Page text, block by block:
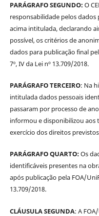
PARÁGRAFO SEGUNDO:O
responsabilidade pelos
acima intitulada, declarando
possível, os critérios de
dados para publicação final
7º, IV da Lei nº 13.709/2018.
PARÁGRAFO TERCEIRO: Na
intitulada dados pessoais
passaram por processo de
informou e disponibilizou aos
exercício dos direitos
PARÁGRAFO QUARTO:Os
identificáveis presentes na
após publicação pela FOA/
13.709/2018.
CLÁUSULA SEGUNDA: A